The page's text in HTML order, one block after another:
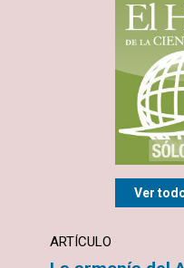
Ver
ARTÍCULO